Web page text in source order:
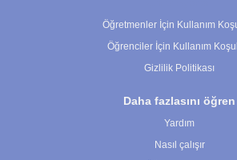
Öğretmenler İçin Kullanım
Öğrenciler İçin Kullanım
Gizlilik Politikası
Daha fazlasını öğren
Yardım
Nasıl çalışır